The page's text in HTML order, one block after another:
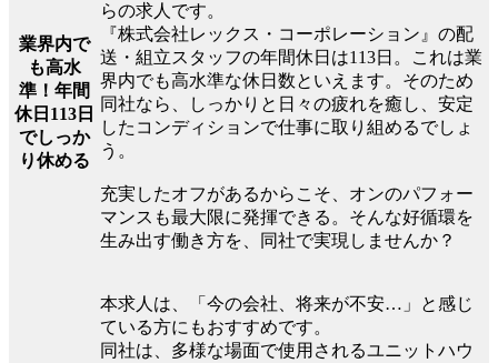
業界内で
も高水
準！年間
休日113日
でしっか
り休める
らの求人です。
『株式会社レックス・コーポレーション』の配
送・組立スタッフの年間休日は113日。これは業
界内でも高水準な休日数といえます。そのため
同社なら、しっかりと日々の疲れを癒し、安定
したコンディションで仕事に取り組めるでしょ
う。
充実したオフがあるからこそ、オンのパフォー
マンスも最大限に発揮できる。そんな好循環を
生み出す働き方を、同社で実現しませんか？
本求人は、「今の会社、将来が不安…」と感じ
ている方にもおすすめです。
同社は、多様な場面で使用されるユニットハウ